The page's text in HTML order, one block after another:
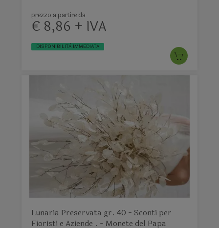
prezzo a partire da
€ 8,86 + IVA
DISPONIBILITÀ IMMEDIATA
Lunaria Preservata gr. 40 - Sconti per
Fioristi e Aziende . - Monete del Papa